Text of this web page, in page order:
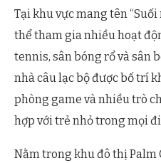
Tại khu vực mang tên
thể tham gia nhiều hoạt
tennis, sân bóng rổ và sân
nhà câu lạc bộ được bố trí
phòng game và nhiều trò
hợp với trẻ nhỏ trong mọi
Nằm trong khu đô thị Palm